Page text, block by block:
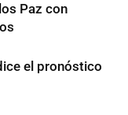
Paz con
el pronóstico